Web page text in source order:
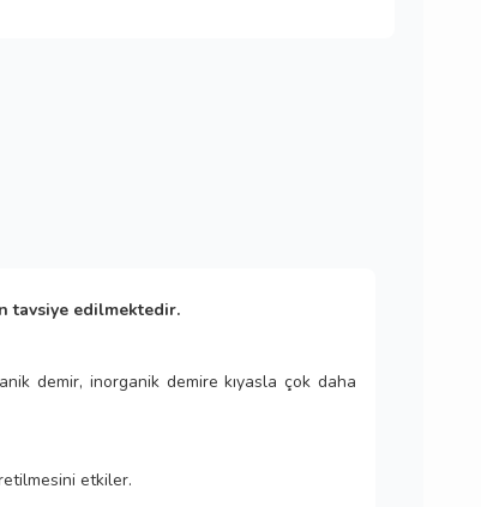
tavsiye edilmektedir.
demir, inorganik demire kıyasla çok daha
etkiler.